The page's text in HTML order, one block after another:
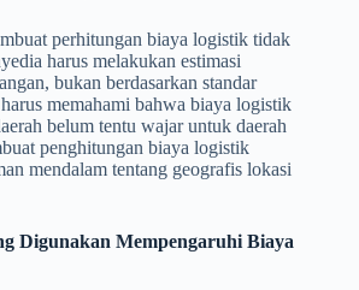
perhitungan biaya logistik tidak
harus melakukan estimasi
bukan berdasarkan standar
memahami bahwa biaya logistik
belum tentu wajar untuk daerah
penghitungan biaya logistik
mendalam tentang geografis lokasi
Digunakan Mempengaruhi Biaya